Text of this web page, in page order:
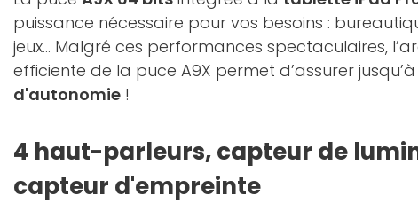
puissance nécessaire pour vos besoins :
jeux... Malgré ces performances spectaculaires,
efficiente de la puce A9X permet d’assurer jusqu’à
d'autonomie !
4 haut-parleurs, capteur de
capteur d'empreinte